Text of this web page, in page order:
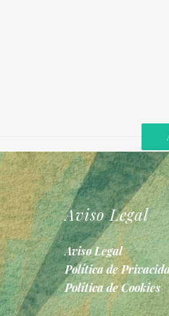
Aviso Legal
Aviso Legal
Política de
Política de Cookies